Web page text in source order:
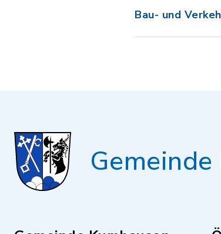
Bau- und